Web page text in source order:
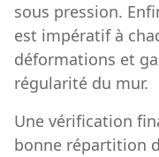
sous pression.
est impératif à
déformations et
régularité du mur.
Une vérification
bonne répartition